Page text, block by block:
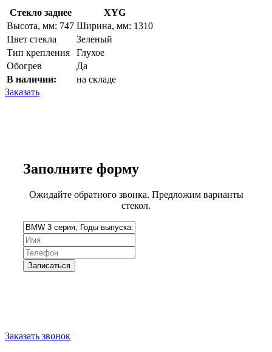
Стекло заднее
XYG
Высота, мм: 747 Ширина, мм: 1310
Цвет стекла
Зеленый
Тип крепления
Глухое
Обогрев
Да
В наличии:
на складе
Заказать
Заполните форму
Ожидайте обратного звонка. Предложим варианты
стекол.
Заказать звонок